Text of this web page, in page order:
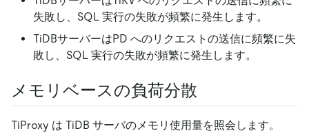
失敗し、SQL 実行の失敗が頻繁に発生します。
TiDBサーバーはPD へのリクエストの送信に頻繁に失
敗し、SQL 実行の失敗が頻繁に発生します。
メモリベースの負荷分散
TiProxy は TiDB サーバのメモリ使用量を照会します。